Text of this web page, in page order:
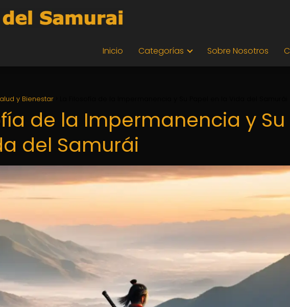
Inicio Categorías Sobre Nosotros
y Bienestar
de la Impermanencia y Su
del Samurái